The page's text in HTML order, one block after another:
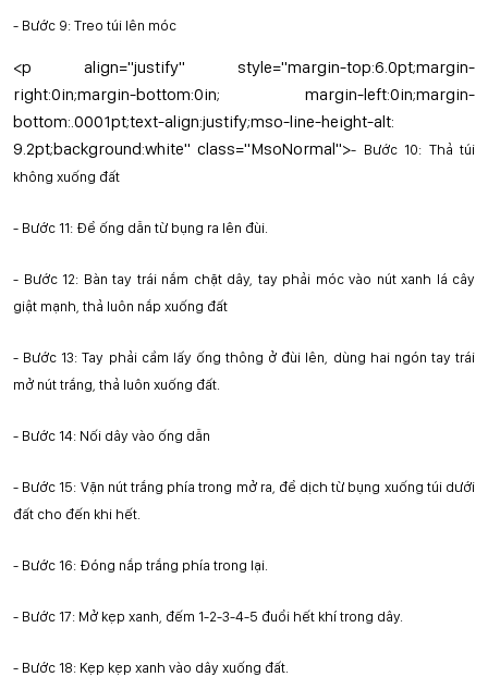
- Bước 9: Treo túi lên móc
<p align="justify" style="margin-top:6.0pt;margin-
right:0in;margin-bottom:0in; margin-left:0in;margin-
bottom:.0001pt;text-align:justify;mso-line-height-alt:
9.2pt;background:white" class="MsoNormal">- Bước 10: Thả túi
không xuống đất
- Bước 11: Để ống dẫn từ bụng ra lên đùi.
- Bước 12: Bàn tay trái nắm chặt dây, tay phải móc vào nút xanh lá cây
giật mạnh, thả luôn nắp xuống đất
- Bước 13: Tay phải cầm lấy ống thông ở đùi lên, dùng hai ngón tay trái
mở nút trắng, thả luôn xuống đất.
- Bước 14: Nối dây vào ống dẫn
- Bước 15: Vặn nút trắng phía trong mở ra, để dịch từ bụng xuống túi dưới
đất cho đến khi hết.
- Bước 16: Đóng nắp trắng phía trong lại.
- Bước 17: Mở kẹp xanh, đếm 1-2-3-4-5 đuổi hết khí trong dây.
- Bước 18: Kẹp kẹp xanh vào dây xuống đất.